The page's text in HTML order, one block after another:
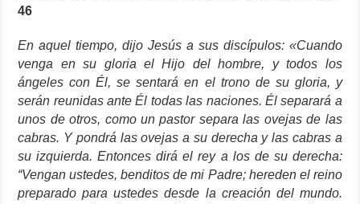
46
En aquel tiempo, dijo Jesús a sus discípulos: «Cuando
venga en su gloria el Hijo del hombre, y todos los
ángeles con Él, se sentará en el trono de su gloria, y
serán reunidas ante Él todas las naciones. Él separará a
unos de otros, como un pastor separa las ovejas de las
cabras. Y pondrá las ovejas a su derecha y las cabras a
su izquierda. Entonces dirá el rey a los de su derecha:
“Vengan ustedes, benditos de mi Padre; hereden el reino
preparado para ustedes desde la creación del mundo.